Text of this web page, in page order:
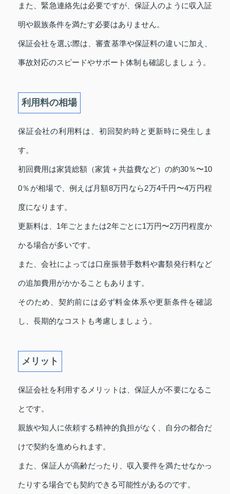
また、緊急連絡先は必要ですが、保証人のように収入証
明や親族条件を満たす必要はありません。
保証会社を選ぶ際は、審査基準や保証料の違いに加え、
事故対応のスピードやサポート体制も確認しましょう。
利用料の相場
保証会社の利用料は、初回契約時と更新時に発生しま
す。
初回費用は家賃総額（家賃＋共益費など）の約30％〜10
0％が相場で、例えば月額8万円なら2万4千円〜4万円程
度になります。
更新料は、1年ごとまたは2年ごとに1万円〜2万円程度か
かる場合が多いです。
また、会社によっては口座振替手数料や書類発行料など
の追加費用がかかることもあります。
そのため、契約前には必ず料金体系や更新条件を確認
し、長期的なコストも考慮しましょう。
メリット
保証会社を利用するメリットは、保証人が不要になるこ
とです。
親族や知人に依頼する精神的負担がなく、自分の都合だ
けで契約を進められます。
また、保証人が高齢だったり、収入要件を満たせなかっ
たりする場合でも契約できる可能性があるのです。